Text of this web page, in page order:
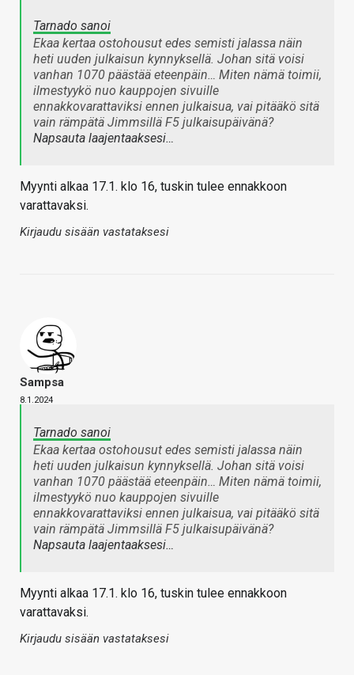
Tarnado sanoi
Ekaa kertaa ostohousut edes semisti jalassa näin
heti uuden julkaisun kynnyksellä. Johan sitä voisi
vanhan 1070 päästää eteenpäin… Miten nämä toimii,
ilmestyykö nuo kauppojen sivuille
ennakkovarattaviksi ennen julkaisua, vai pitääkö sitä
vain rämpätä Jimmsillä F5 julkaisupäivänä?
Napsauta laajentaaksesi…
Myynti alkaa 17.1. klo 16, tuskin tulee ennakkoon
varattavaksi.
Kirjaudu sisään vastataksesi
Sampsa
8.1.2024
Tarnado sanoi
Ekaa kertaa ostohousut edes semisti jalassa näin
heti uuden julkaisun kynnyksellä. Johan sitä voisi
vanhan 1070 päästää eteenpäin… Miten nämä toimii,
ilmestyykö nuo kauppojen sivuille
ennakkovarattaviksi ennen julkaisua, vai pitääkö sitä
vain rämpätä Jimmsillä F5 julkaisupäivänä?
Napsauta laajentaaksesi…
Myynti alkaa 17.1. klo 16, tuskin tulee ennakkoon
varattavaksi.
Kirjaudu sisään vastataksesi